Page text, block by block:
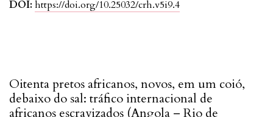
DOI: https://doi.org/10.25032/crh.v5i9.4
Oitenta pretos africanos, novos, em um coió,
debaixo do sal: tráfico internacional de
africanos escravizados (Angola – Rio de